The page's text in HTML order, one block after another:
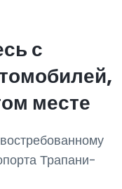
с
месте
Трапани-